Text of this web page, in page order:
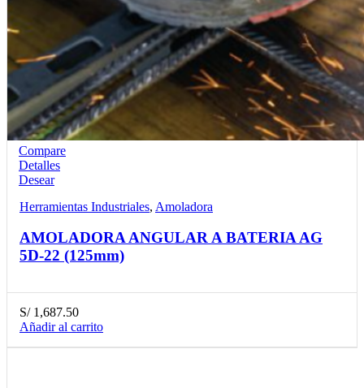
Compare
Detalles
Desear
Herramientas Industriales, Amoladora
AMOLADORA ANGULAR A BATERIA AG
5D-22 (125mm)
S/1,687.50
Añadir al carrito